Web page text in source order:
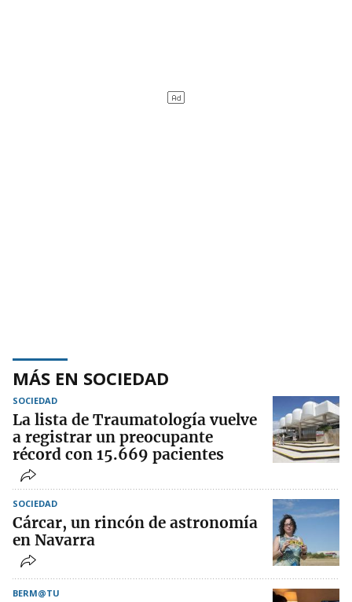
MÁS EN SOCIEDAD
SOCIEDAD
La lista de Traumatología vuelve
a registrar un preocupante
récord con 15.669 pacientes
SOCIEDAD
Cárcar, un rincón de astronomía
en Navarra
BERM@TU